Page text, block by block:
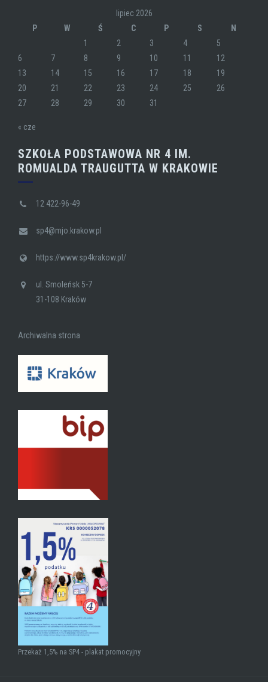
lipiec 2026
P
W Ś C P S
N
1
2 3 4
5
6
7 8 9 10 11
12
13
14 15 16 17 18
19
20
21 22 23 24 25
26
27
28 29 30 31
« cze
SZKOŁA PODSTAWOWA NR 4 IM.
ROMUALDA TRAUGUTTA W KRAKOWIE
12 422-96-49
sp4@mjo.krakow.pl
https://www.sp4krakow.pl/
ul. Smoleńsk 5-7
31-108 Kraków
Archiwalna strona
Przekaż 1,5% na SP4 - plakat promocyjny